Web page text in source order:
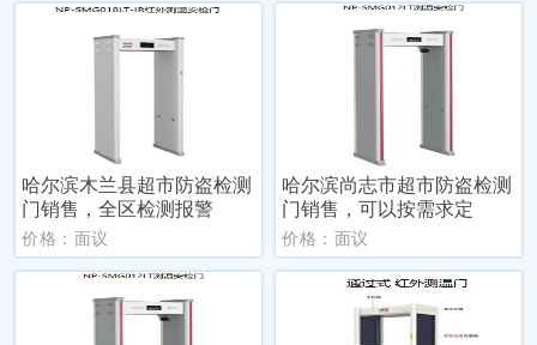
哈尔滨木兰县超市防盗检测
门销售，全区检测报警
价格：面议
哈尔滨尚志市超市防盗检测
门销售，可以按需求定
价格：面议